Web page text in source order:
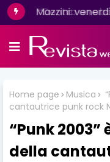
Mazzini:
Home page Musica
cantautrice punk rock
“Punk
della